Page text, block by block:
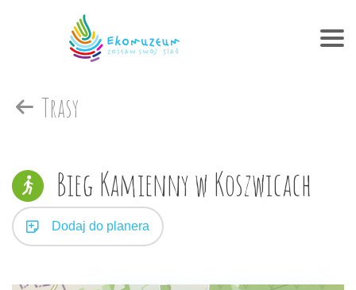
Trasy
Bieg Kamienny w Koszwicach
Dodaj do planera